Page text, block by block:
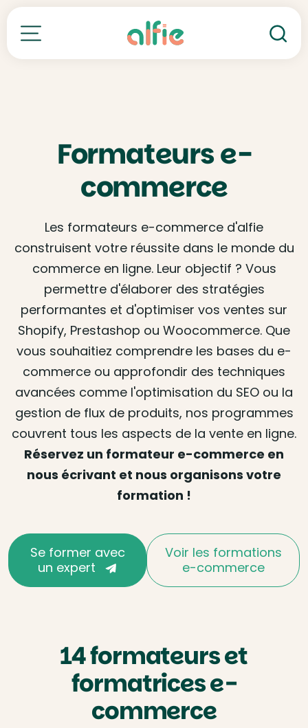
Toutes nos formations
Formateurs e-
commerce
Les formateurs e-commerce d'alfie
construisent votre réussite dans le monde du
commerce en ligne. Leur objectif ? Vous
permettre d'élaborer des stratégies
performantes et d'optimiser vos ventes sur
Shopify, Prestashop ou Woocommerce. Que
vous souhaitiez comprendre les bases du e-
commerce ou approfondir des techniques
avancées comme l'optimisation du SEO ou la
gestion de flux de produits, nos programmes
couvrent tous les aspects de la vente en ligne.
Réservez un formateur e-commerce en
nous écrivant et nous organisons votre
formation !
Se former avec
un expert
Voir les formations
e-commerce
14 formateurs et
formatrices e-
commerce